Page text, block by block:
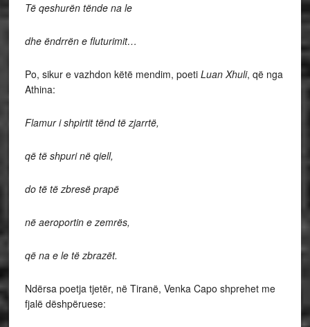
Të qeshurën tënde na le
dhe ëndrrën e fluturimit…
Po, sikur e vazhdon këtë mendim, poeti Luan Xhuli, që nga
Athina:
Flamur i shpirtit tënd të zjarrtë,
që të shpuri në qiell,
do të të zbresë prapë
në aeroportin e zemrës,
që na e le të zbrazët.
Ndërsa poetja tjetër, në Tiranë, Venka Capo shprehet me
fjalë dëshpëruese: